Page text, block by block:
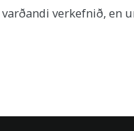
verkefnið, en